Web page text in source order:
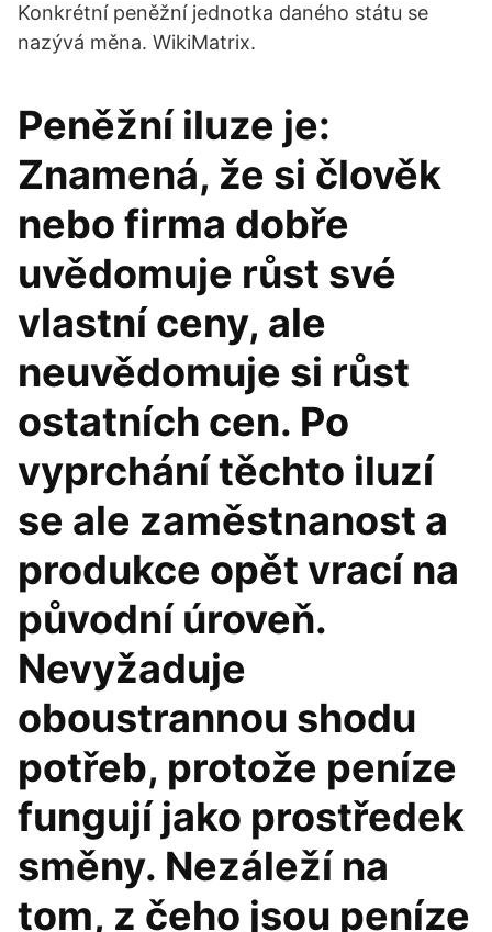
Konkrétní peněžní jednotka daného státu se
nazývá měna. WikiMatrix.
Peněžní iluze je:
Znamená, že si člověk
nebo firma dobře
uvědomuje růst své
vlastní ceny, ale
neuvědomuje si růst
ostatních cen. Po
vyprchání těchto iluzí
se ale zaměstnanost a
produkce opět vrací na
původní úroveň.
Nevyžaduje
oboustrannou shodu
potřeb, protože peníze
fungují jako prostředek
směny. Nezáleží na
tom, z čeho jsou peníze